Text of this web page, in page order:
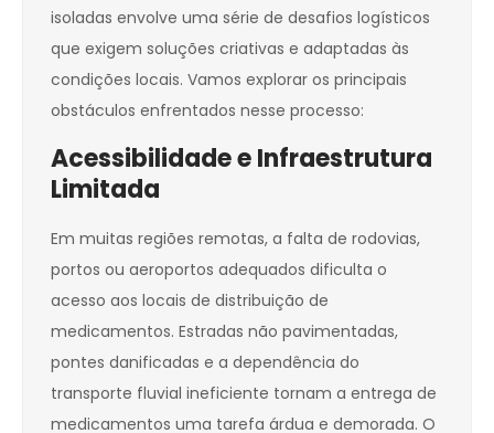
isoladas envolve uma série de desafios logísticos
que exigem soluções criativas e adaptadas às
condições locais. Vamos explorar os principais
obstáculos enfrentados nesse processo:
Acessibilidade e Infraestrutura
Limitada
Em muitas regiões remotas, a falta de rodovias,
portos ou aeroportos adequados dificulta o
acesso aos locais de distribuição de
medicamentos. Estradas não pavimentadas,
pontes danificadas e a dependência do
transporte fluvial ineficiente tornam a entrega de
medicamentos uma tarefa árdua e demorada. O